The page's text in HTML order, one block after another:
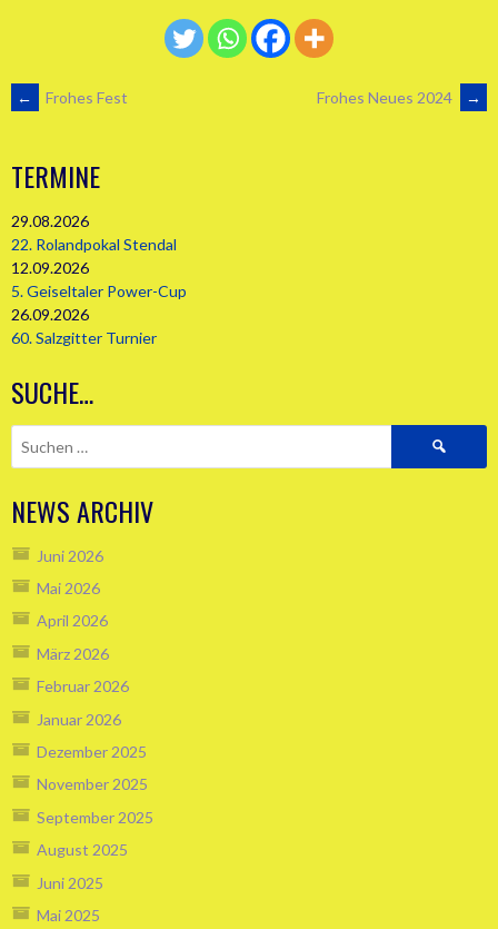
ARTIKEL-
NAVIGATION
← Frohes Fest Frohes Neues 2024 →
TERMINE
29.08.2026
22. Rolandpokal Stendal
12.09.2026
5. Geiseltaler Power-Cup
26.09.2026
60. Salzgitter Turnier
SUCHE…
Suchen
NEWS ARCHIV
Juni 2026
Mai 2026
April 2026
März 2026
Februar 2026
Januar 2026
Dezember 2025
November 2025
September 2025
August 2025
Juni 2025
Mai 2025